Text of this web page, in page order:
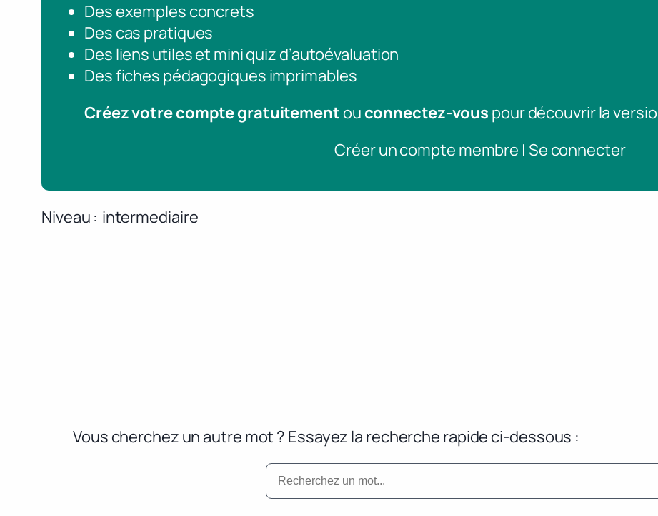
Des exemples concrets
Des cas pratiques
Des liens utiles et mini quiz d’autoévaluation
Des fiches pédagogiques imprimables
Créez votre compte gratuitement ou connectez-vous pour découvrir la
Créer un compte membre | Se connecter
Niveau intermediaire
Vous cherchez un autre mot ? Essayez la recherche rapide ci-dessous :